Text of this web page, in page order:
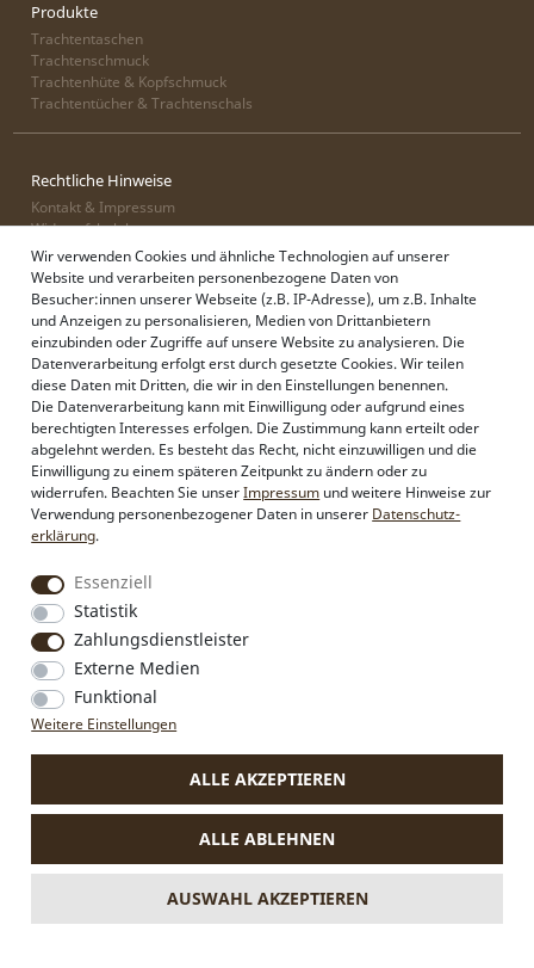
Produkte
Trachtentaschen
Trachtenschmuck
Trachtenhüte & Kopfschmuck
Trachtentücher & Trachtenschals
Rechtliche Hinweise
Kontakt & Impressum
Widerrufsbelehrung
Zahlung & Lieferung
Datenschutz
AGB
Alpenflüstern
Philosophie
Händlerbereich
Firmenkunden
Sonderanfertigungen
Pressebereich
Kontakt & Impressum
Social Media
Instagram
Facebook
VERTRAG WIDERRUFEN
Die durchgestrichenen Preise entsprechen dem bisherigen Preis
** Gilt für Lieferungen nach Deutschland. Lieferzeiten für andere
Wir verwenden Cookies und ähnliche Technologien auf unserer
Website und verarbeiten personenbezogene Daten von
Besucher:innen unserer Webseite (z.B. IP-Adresse), um z.B. Inhalte
und Anzeigen zu personalisieren, Medien von Drittanbietern
einzubinden oder Zugriffe auf unsere Website zu analysieren. Die
Datenverarbeitung erfolgt erst durch gesetzte Cookies. Wir teilen
diese Daten mit Dritten, die wir in den Einstellungen benennen.
Die Datenverarbeitung kann mit Einwilligung oder aufgrund eines
berechtigten Interesses erfolgen. Die Zustimmung kann erteilt oder
abgelehnt werden. Es besteht das Recht, nicht einzuwilligen und die
Einwilligung zu einem späteren Zeitpunkt zu ändern oder zu
widerrufen. Beachten Sie unserImpressum und weitere Hinweise zur
Verwendung personenbezogener Daten in unserer Daten­schutz­
erklärung.
Essenziell
Statistik
Zahlungsdienstleister
Externe Medien
Funktional
Weitere Einstellungen
ALLE AKZEPTIEREN
ALLE ABLEHNEN
AUSWAHL AKZEPTIEREN